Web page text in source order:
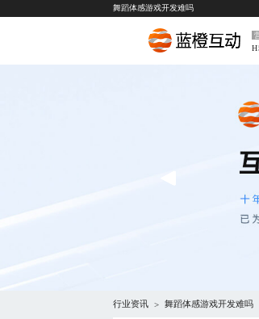
舞蹈体感游戏开发难吗
行业资讯 > 舞蹈体感游戏开发难吗